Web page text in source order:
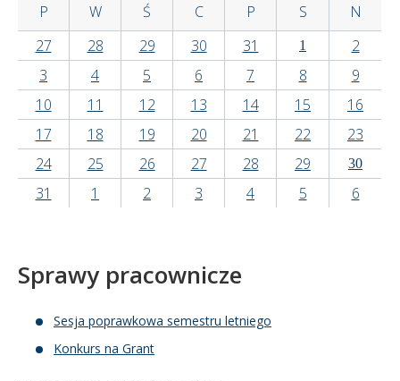
Kandydat
Absolwent
P W Ś C P S
N
27
28 29 30 31 1
2
3
4 5 6 7 8
9
10
11 12 13 14 15
16
17
18 19 20 21 22
23
24
25 26 27 28 29 30
31 1 2 3 4 5 6
Sprawy pracownicze
Sesja poprawkowa semestru letniego
Konkurs na Grant